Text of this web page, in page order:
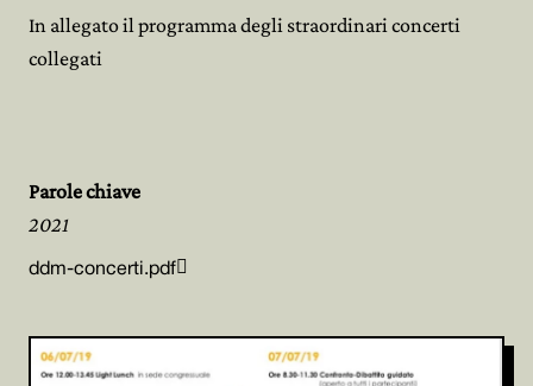
In allegato il programma degli straordinari concerti
collegati
Parole chiave
2021
ddm-concerti.pdf